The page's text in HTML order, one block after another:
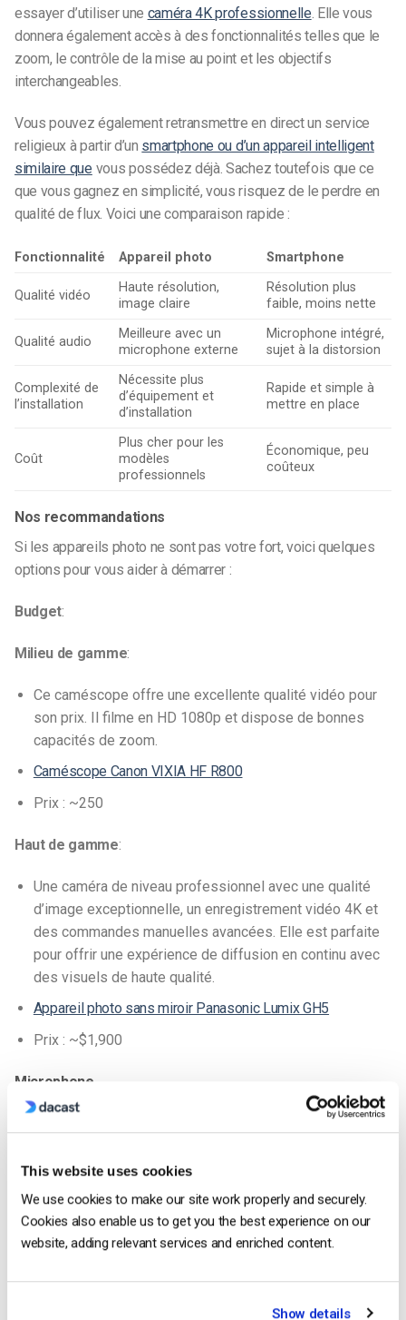
This website uses cookies
We use cookies to make our site work properly and securely.
Cookies also enable us to get you the best experience on our
website, adding relevant services and enriched content.
Show details
essayer d’utiliser une caméra 4K professionnelle. Elle vous
donnera également accès à des fonctionnalités telles que le
zoom, le contrôle de la mise au point et les objectifs
interchangeables.
Vous pouvez égalementretransmettre en direct un service
religieux à partir d’un smartphone ou d’un appareil intelligent
similaire que vous possédez déjà. Sachez toutefois que ce
que vous gagnez en simplicité, vous risquez de le perdre en
qualité de flux. Voici une comparaison rapide :
Fonctionnalité Appareil photo Smartphone
Qualité vidéo
Haute résolution,
image claire
Résolution plus
faible, moins nette
Qualité audio
Meilleure avec un
microphone externe
Microphone intégré,
sujet à la distorsion
Complexité de
l’installation
Nécessite plus
d’équipement et
d’installation
Rapide et simple à
mettre en place
Coût
Plus cher pour les
modèles
professionnels
Économique, peu
coûteux
Nos recommandations
Si les appareils photo ne sont pas votre fort, voici quelques
options pour vous aider à démarrer :
Budget:
Milieu de gamme:
Ce caméscope offre une excellente qualité vidéo pour
son prix. Il filme en HD 1080p et dispose de bonnes
capacités de zoom.
Caméscope Canon VIXIA HF R800
Prix : ~250
Haut de gamme:
Une caméra de niveau professionnel avec une qualité
d’image exceptionnelle, un enregistrement vidéo 4K et
des commandes manuelles avancées. Elle est parfaite
pour offrir une expérience de diffusion en continu avec
des visuels de haute qualité.
Appareil photo sans miroir Panasonic Lumix GH5
Prix : ~$1,900
Microphone
La profondeur de votre sermon importe peu si les membres
de la congrégation qui le regardent à la maison ne peuvent
l’acoustique varie, l’utilisation d’un bon microphone pendant
les diffusions en direct permet d’éviter les distorsions et de
conserver la netteté du son pendant les sermons. Pour une
clarté sonore optimale, nous vous recommandons les deux
: Ces systèmes